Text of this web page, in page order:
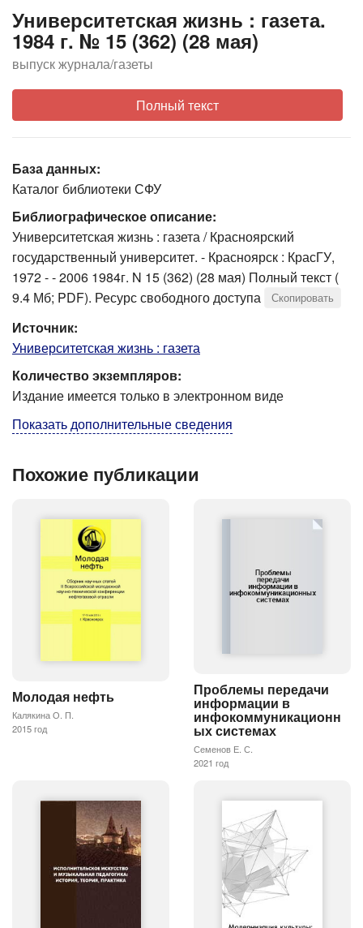
Университетская жизнь : газета.
1984 г. № 15 (362) (28 мая)
выпуск журнала/газеты
Полный текст
База данных:
Каталог библиотеки СФУ
Библиографическое описание:
Университетская жизнь : газета / Красноярский
государственный университет. - Красноярск : КрасГУ,
1972 - - 2006 1984г. N 15 (362) (28 мая) Полный текст (
9.4 Мб; PDF). Ресурс свободного доступа
Скопировать
Источник:
Университетская жизнь : газета
Количество экземпляров:
Издание имеется только в электронном виде
Показать дополнительные сведения
Похожие публикации
Молодая нефть
Калякина О. П.
2015 год
Проблемы передачи
информации в
инфокоммуникационн
ых системах
Семенов Е. С.
2021 год